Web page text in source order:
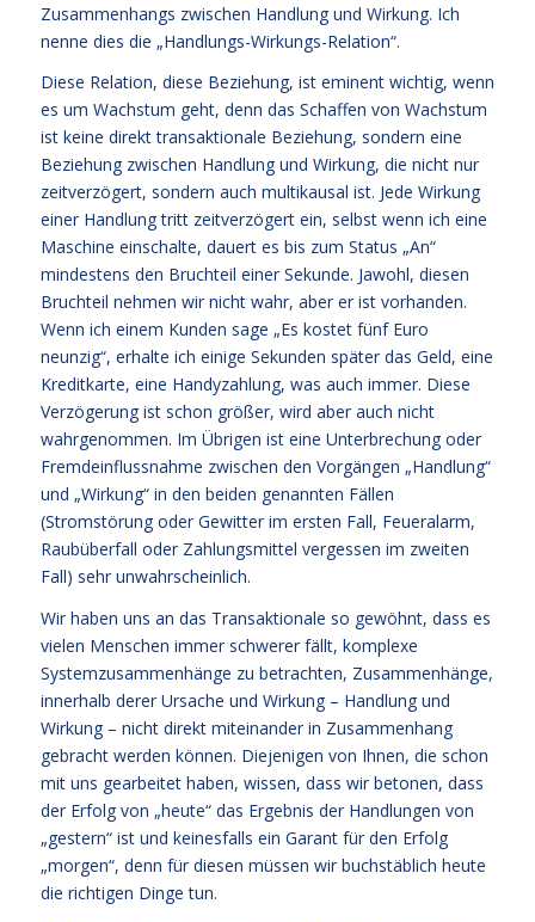
Zusammenhangs zwischen Handlung und Wirkung. Ich
nenne dies die „Handlungs-Wirkungs-Relation“.
Diese Relation, diese Beziehung, ist eminent wichtig, wenn
es um Wachstum geht, denn das Schaffen von Wachstum
ist keine direkt transaktionale Beziehung, sondern eine
Beziehung zwischen Handlung und Wirkung, die nicht nur
zeitverzögert, sondern auch multikausal ist. Jede Wirkung
einer Handlung tritt zeitverzögert ein, selbst wenn ich eine
Maschine einschalte, dauert es bis zum Status „An“
mindestens den Bruchteil einer Sekunde. Jawohl, diesen
Bruchteil nehmen wir nicht wahr, aber er ist vorhanden.
Wenn ich einem Kunden sage „Es kostet fünf Euro
neunzig“, erhalte ich einige Sekunden später das Geld, eine
Kreditkarte, eine Handyzahlung, was auch immer. Diese
Verzögerung ist schon größer, wird aber auch nicht
wahrgenommen. Im Übrigen ist eine Unterbrechung oder
Fremdeinflussnahme zwischen den Vorgängen „Handlung“
und „Wirkung“ in den beiden genannten Fällen
(Stromstörung oder Gewitter im ersten Fall, Feueralarm,
Raubüberfall oder Zahlungsmittel vergessen im zweiten
Fall) sehr unwahrscheinlich.
Wir haben uns an das Transaktionale so gewöhnt, dass es
vielen Menschen immer schwerer fällt, komplexe
Systemzusammenhänge zu betrachten, Zusammenhänge,
innerhalb derer Ursache und Wirkung – Handlung und
Wirkung – nicht direkt miteinander in Zusammenhang
gebracht werden können. Diejenigen von Ihnen, die schon
mit uns gearbeitet haben, wissen, dass wir betonen, dass
der Erfolg von „heute“ das Ergebnis der Handlungen von
„gestern“ ist und keinesfalls ein Garant für den Erfolg
„morgen“, denn für diesen müssen wir buchstäblich heute
die richtigen Dinge tun.